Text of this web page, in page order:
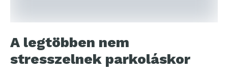
A legtöbben nem
stresszelnek parkoláskor